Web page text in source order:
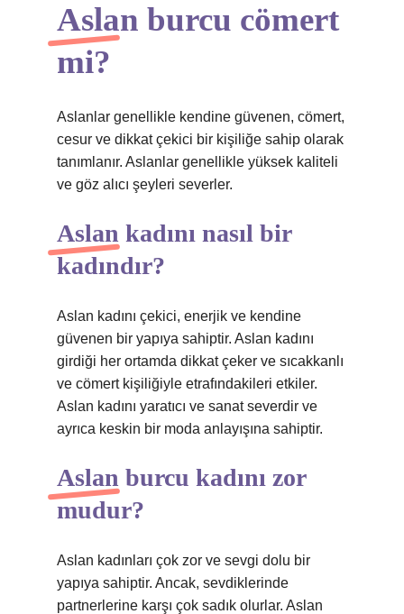
Aslan burcu cömert
mi?
Aslanlar genellikle kendine güvenen, cömert,
cesur ve dikkat çekici bir kişiliğe sahip olarak
tanımlanır. Aslanlar genellikle yüksek kaliteli
ve göz alıcı şeyleri severler.
Aslan kadını nasıl bir
kadındır?
Aslan kadını çekici, enerjik ve kendine
güvenen bir yapıya sahiptir. Aslan kadını
girdiği her ortamda dikkat çeker ve sıcakkanlı
ve cömert kişiliğiyle etrafındakileri etkiler.
Aslan kadını yaratıcı ve sanat severdir ve
ayrıca keskin bir moda anlayışına sahiptir.
Aslan burcu kadını zor
mudur?
Aslan kadınları çok zor ve sevgi dolu bir
yapıya sahiptir. Ancak, sevdiklerinde
partnerlerine karşı çok sadık olurlar. Aslan